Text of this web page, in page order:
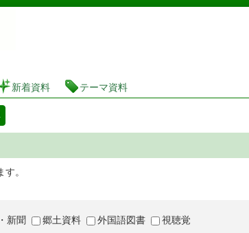
茨城県立図書館 蔵書検索・予約システム
新着資料 テーマ資料
。
新聞 郷土資料 外国語図書 視聴覚